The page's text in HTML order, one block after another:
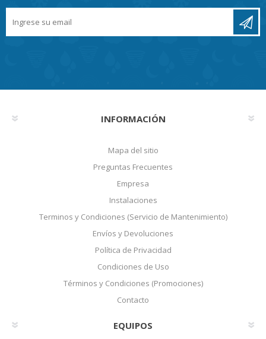
INFORMACIÓN
Mapa del sitio
Preguntas Frecuentes
Empresa
Instalaciones
Terminos y Condiciones (Servicio de Mantenimiento)
Envíos y Devoluciones
Política de Privacidad
Condiciones de Uso
Términos y Condiciones (Promociones)
Contacto
EQUIPOS